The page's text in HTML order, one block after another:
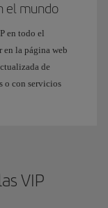
el mundo
en todo el
en la página web
de
o con servicios
VIP